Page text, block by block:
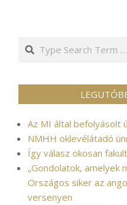
Search
Az MI által befolyásolt
NMHH oklevélátadó
Így válasz okosan
„Gondolatok, amelyek
Országos siker az
versenyen